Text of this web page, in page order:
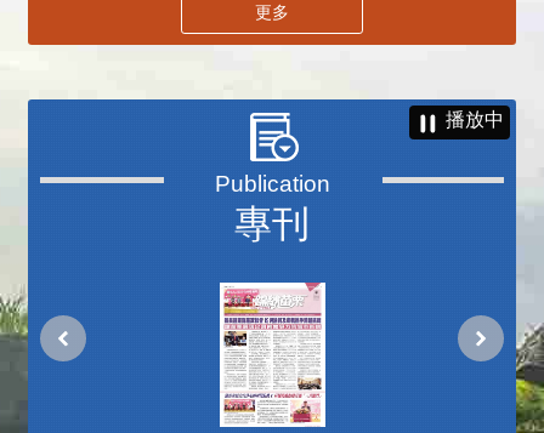
更多
專刊
播放中